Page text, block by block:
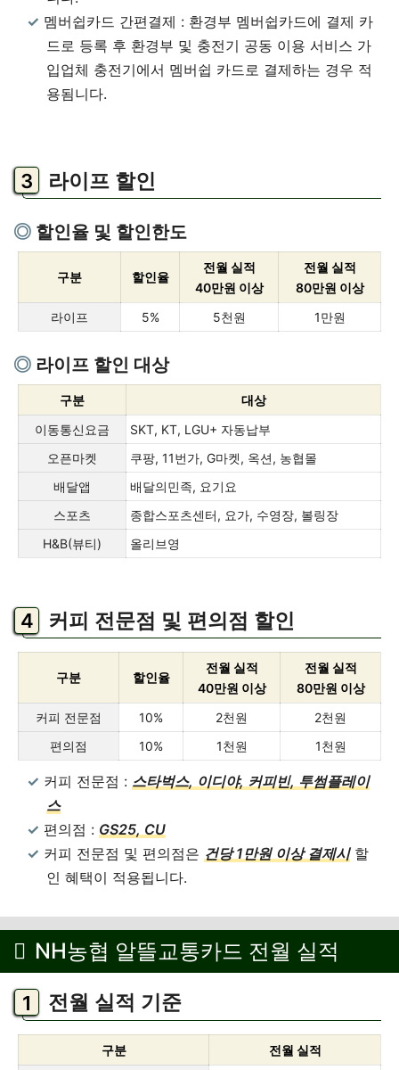
멤버쉽카드 간편결제 : 환경부 멤버쉽카드에 결제 카
드로 등록 후 환경부 및 충전기 공동 이용 서비스 가
입업체 충전기에서 멤버쉽 카드로 결제하는 경우 적
용됨니다.
라이프 할인
할인율 및 할인한도
구분 할인율
전월 실적
40만원 이상
전월 실적
80만원 이상
라이프
5% 5천원 1만원
라이프 할인 대상
구분
대상
이동통신요금
SKT, KT, LGU+ 자동납부
오픈마켓
쿠팡, 11번가, G마켓, 옥션, 농협몰
배달앱
배달의민족, 요기요
스포츠
종합스포츠센터, 요가, 수영장, 볼링장
H&B(뷰티)
올리브영
커피 전문점 및 편의점 할인
구분 할인율
전월 실적
40만원 이상
전월 실적
80만원 이상
커피 전문점
10% 2천원
2천원
편의점
10% 1천원 1천원
커피 전문점 : 스타벅스, 이디야, 커피빈, 투썸플레이
스
편의점 : GS25, CU
커피 전문점 및 편의점은 건당 1만원 이상 결제시할
인 혜택이 적용됩니다.
NH농협 알뜰교통카드 전월 실적
전월 실적 기준
구분
전월 실적